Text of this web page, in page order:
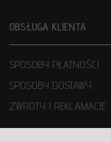
OBSŁUGA KLIENTA
SPOSOBY PŁATNOŚCI
SPOSOBY DOSTAWY
ZWROTY I REKLAMACJE